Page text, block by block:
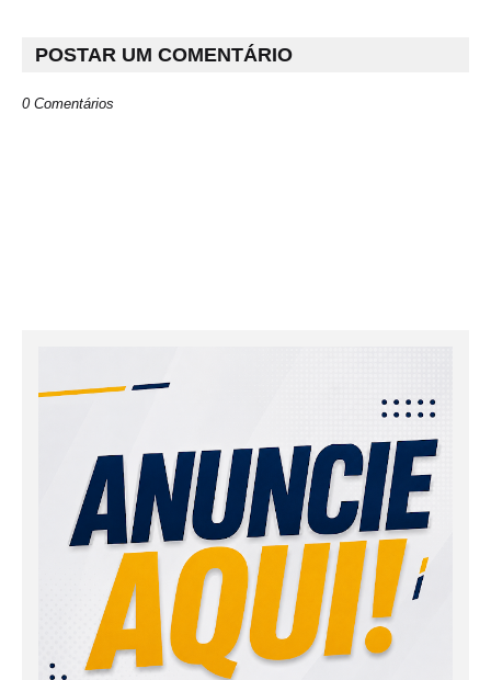
POSTAR UM COMENTÁRIO
0 Comentários